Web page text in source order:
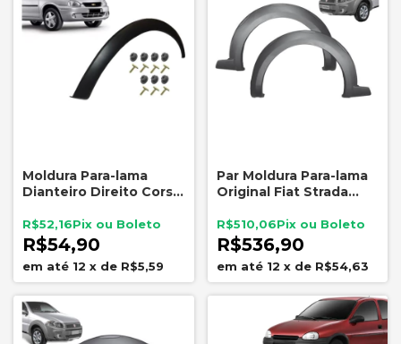
Moldura Para-lama
Dianteiro Direito Corsa
R$54,90
R$52,16
12 x de R$5,59
Par Moldura Para-lama
Original Fiat Strada
a 2019
R$536,90
R$510,06
12 x de R$54,63